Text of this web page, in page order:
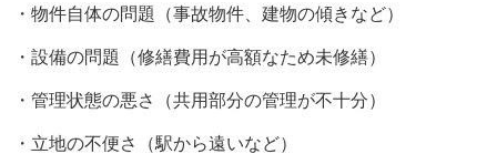
・物件自体の問題（事故物件、建物の傾きなど）
・設備の問題（修繕費用が高額なため未修繕）
・管理状態の悪さ（共用部分の管理が不十分）
・立地の不便さ（駅から遠いなど）